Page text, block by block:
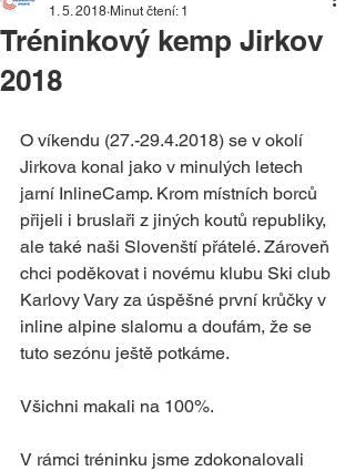
Tréninkový kemp Jirkov
2018
1. 5. 2018 Minut čtení: 1
O víkendu (27.-29.4.2018) se v okolí
Jirkova konal jako v minulých letech
jarní InlineCamp. Krom místních borců
přijeli i bruslaři z jiných koutů republiky,
ale také naši Slovenští přátelé. Zároveň
chci poděkovat i novému klubu Ski club
Karlovy Vary za úspěšné první krůčky v
inline alpine slalomu a doufám, že se
tuto sezónu ještě potkáme.
Všichni makali na 100%.
V rámci tréninku jsme zdokonalovali